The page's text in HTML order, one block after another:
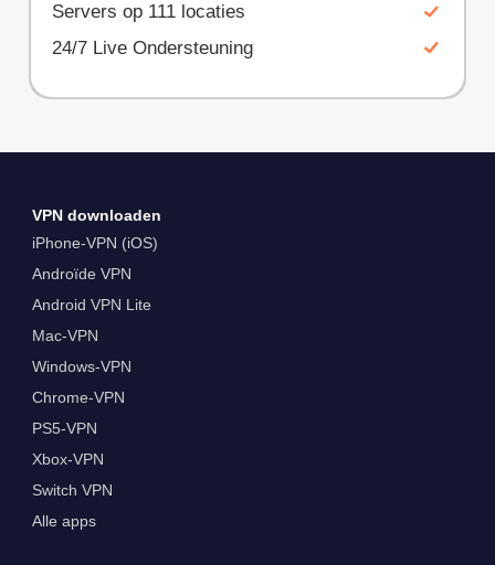
Servers op 111 locaties
24/7 Live Ondersteuning
VPN downloaden
iPhone-VPN (iOS)
Androïde VPN
Android VPN Lite
Mac-VPN
Windows-VPN
Chrome-VPN
PS5-VPN
Xbox-VPN
Switch VPN
Alle apps